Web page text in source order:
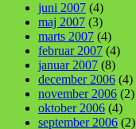
juni 2007 (4)
maj 2007 (3)
marts 2007 (4)
februar 2007 (4)
januar 2007 (8)
december 2006 (4)
november 2006 (2)
oktober 2006 (4)
september 2006 (2)